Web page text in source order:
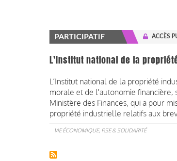
PARTICIPATIF ACCÈS
L'Institut national de la
L’Institut national de la propriété
morale et de l'autonomie financière,
Ministère des Finances, qui a pour
propriété industrielle relatifs aux
VIE ÉCONOMIQUE, RSE & SOLIDARITÉ